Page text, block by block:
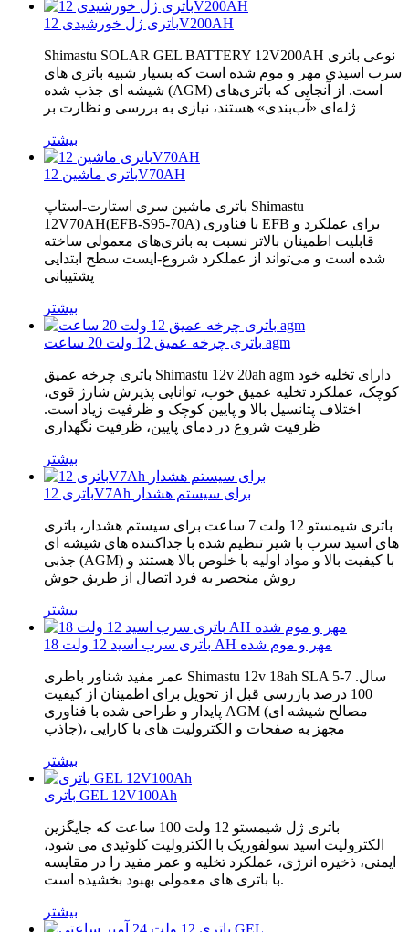
باتری ژل خورشیدی 12V200AH
Shimastu SOLAR GEL BATTERY 12V200AH نوعی باتری
سرب اسیدی مهر و موم شده است که بسیار شبیه باتری های
شیشه ای جذب شده (AGM) است. از آنجایی که باتری‌های
ژله‌ای «آب‌بندی» هستند، نیازی به بررسی و نظارت بر
بیشتر
باتری ماشین 12V70AH
باتری ماشین سری استارت-استاپ Shimastu
12V70AH(EFB-S95-70A) با فناوری EFB برای عملکرد و
قابلیت اطمینان بالاتر نسبت به باتری‌های معمولی ساخته
شده است و می‌تواند از عملکرد شروع-ایست سطح ابتدایی
پشتیبانی
بیشتر
باتری چرخه عمیق 12 ولت 20 ساعت agm
باتری چرخه عمیق Shimastu 12v 20ah agm دارای تخلیه خود
کوچک، عملکرد تخلیه عمیق خوب، توانایی پذیرش شارژ قوی،
اختلاف پتانسیل بالا و پایین کوچک و ظرفیت زیاد است.
ظرفیت شروع در دمای پایین، ظرفیت نگهداری
بیشتر
باتری 12V7Ah برای سیستم هشدار
باتری شیمستو 12 ولت 7 ساعت برای سیستم هشدار، باتری
های اسید سرب با شیر تنظیم شده با جداکننده های شیشه ای
جذبی (AGM) با کیفیت بالا و مواد اولیه با خلوص بالا هستند و
روش منحصر به فرد اتصال از طریق جوش
بیشتر
باتری سرب اسید 12 ولت 18 AH مهر و موم شده
عمر مفید شناور باطری Shimastu 12v 18ah SLA 5-7 سال.
100 درصد بازرسی قبل از تحویل برای اطمینان از کیفیت
پایدار و طراحی شده با فناوری AGM (مصالح شیشه ای
جاذب)، مجهز به صفحات و الکترولیت های با کارایی
بیشتر
باتری GEL 12V100Ah
باتری ژل شیمستو 12 ولت 100 ساعت که جایگزین
الکترولیت اسید سولفوریک با الکترولیت کلوئیدی می شود،
ایمنی، ذخیره انرژی، عملکرد تخلیه و عمر مفید را در مقایسه
با باتری های معمولی بهبود بخشیده است.
بیشتر